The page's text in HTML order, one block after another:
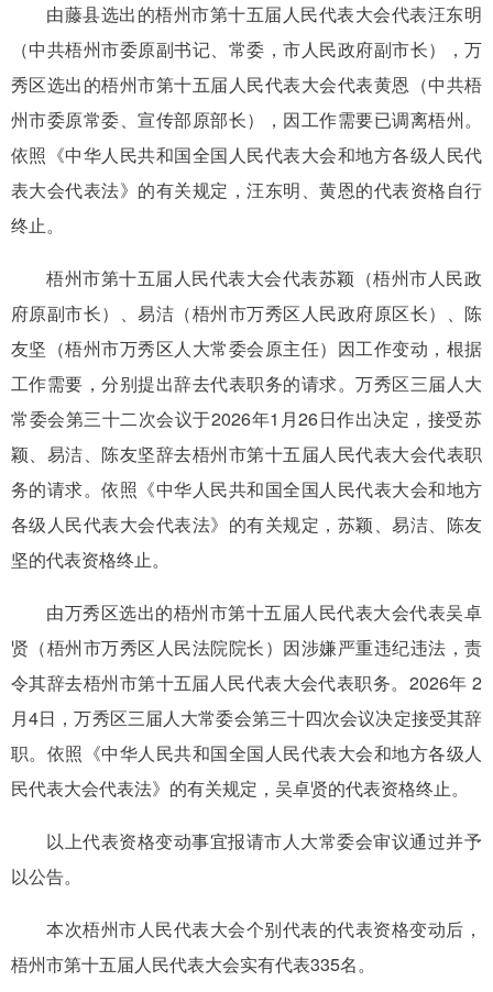
由藤县选出的梧州市第十五届人民代表大会代表汪东明
（中共梧州市委原副书记、常委，市人民政府副市长），万
秀区选出的梧州市第十五届人民代表大会代表黄恩（中共梧
州市委原常委、宣传部原部长），因工作需要已调离梧州。
依照《中华人民共和国全国人民代表大会和地方各级人民代
表大会代表法》的有关规定，汪东明、黄恩的代表资格自行
终止。
梧州市第十五届人民代表大会代表苏颖（梧州市人民政
府原副市长）、易洁（梧州市万秀区人民政府原区长）、陈
友坚（梧州市万秀区人大常委会原主任）因工作变动，根据
工作需要，分别提出辞去代表职务的请求。万秀区三届人大
常委会第三十二次会议于2026年1月26日作出决定，接受苏
颖、易洁、陈友坚辞去梧州市第十五届人民代表大会代表职
务的请求。依照《中华人民共和国全国人民代表大会和地方
各级人民代表大会代表法》的有关规定，苏颖、易洁、陈友
坚的代表资格终止。
由万秀区选出的梧州市第十五届人民代表大会代表吴卓
贤（梧州市万秀区人民法院院长）因涉嫌严重违纪违法，责
令其辞去梧州市第十五届人民代表大会代表职务。2026年 2
月4日，万秀区三届人大常委会第三十四次会议决定接受其辞
职。依照《中华人民共和国全国人民代表大会和地方各级人
民代表大会代表法》的有关规定，吴卓贤的代表资格终止。
以上代表资格变动事宜报请市人大常委会审议通过并予
以公告。
本次梧州市人民代表大会个别代表的代表资格变动后，
梧州市第十五届人民代表大会实有代表335名。